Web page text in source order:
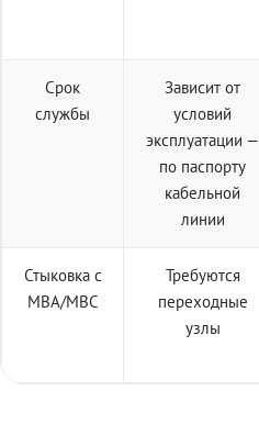
Срок
службы
Зависит от
условий
эксплуатации —
по паспорту
кабельной
линии
Стыковка с
МВА/МВС
Требуются
переходные
узлы